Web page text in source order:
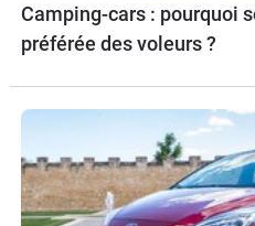
Camping-cars : pourquoi
préférée des voleurs ?